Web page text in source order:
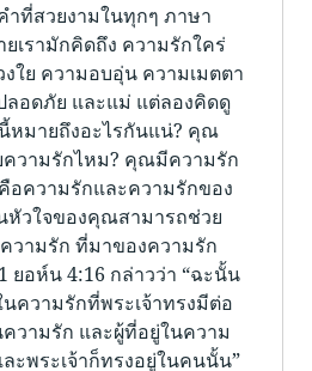
ที่สวยงามในทุกๆ ภาษา
เรามักคิดถึง ความรักใคร่
ใย ความอบอุ่น ความเมตตา
ลอดภัย และแม่ แต่ลองคิดดู
หมายถึงอะไรกันแน่? คุณ
ความรักไหม? คุณมีความรัก
อความรักและความรักของ
หัวใจของคุณสามารถช่วย
วามรัก ที่มาของความรัก
ยอห์น 4:16 กล่าวว่า “ฉะนั้น
นความรักที่พระเจ้าทรงมีต่อ
ความรัก และผู้ที่อยู่ในความ
ะพระเจ้าก็ทรงอยู่ในคนนั้น”